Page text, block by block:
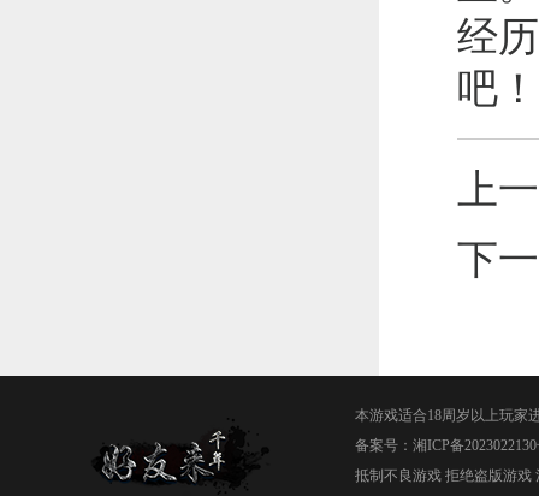
经
吧！
上
下
本游戏适合18周岁以上玩家
备案号： 湘ICP备
抵制不良游戏 拒绝盗版游戏